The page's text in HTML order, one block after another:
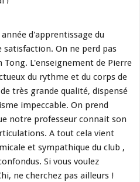
année d'apprentissage du
satisfaction. On ne perd pas
Tong. L'enseignement de Pierre
du rythme et du corps de
très grande qualité, dispensé
impeccable. On prend
notre professeur connait son
A tout cela vient
et sympathique du club ,
Si vous voulez
ne cherchez pas ailleurs !